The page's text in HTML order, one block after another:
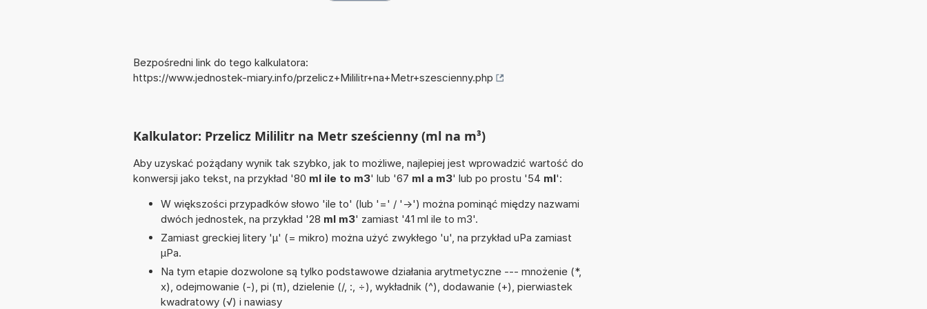
Bezpośredni link do tego kalkulatora:
https://www.jednostek-miary.info/przelicz+Mililitr+na+Metr+szescienny.php
Kalkulator: Przelicz Mililitr na Metr sześcienny (ml na m³)
Aby uzyskać pożądany wynik tak szybko, jak to możliwe, najlepiej jest wprowadzić wartość do
konwersji jako tekst, na przykład '80 ml ile to m3' lub '67 ml a m3' lub po prostu '54 ml':
W większości przypadków słowo 'ile to' (lub '=' / '->') można pominąć między nazwami
dwóch jednostek, na przykład '28 ml m3' zamiast '41 ml ile to m3'.
Zamiast greckiej litery 'µ' (= mikro) można użyć zwykłego 'u', na przykład uPa zamiast
µPa.
Na tym etapie dozwolone są tylko podstawowe działania arytmetyczne --- mnożenie (*,
x), odejmowanie (-), pi (π), dzielenie (/, :, ÷), wykładnik (^), dodawanie (+), pierwiastek
kwadratowy (√) i nawiasy